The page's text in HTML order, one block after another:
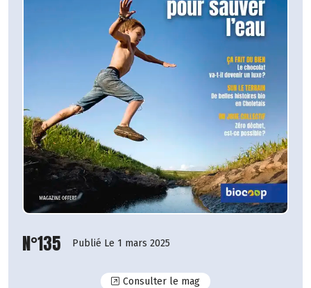
N°135 Publié Le 1 mars 2025
Consulter le magN°135